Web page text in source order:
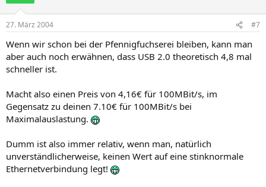
27. März 2004 #7
Wenn wir schon bei der Pfennigfuchserei bleiben, kann man
aber auch noch erwähnen, dass USB 2.0 theoretisch 4,8 mal
schneller ist.
Macht also einen Preis von 4,16€ für 100MBit/s, im
Gegensatz zu deinen 7.10€ für 100MBit/s bei
Maximalauslastung.
Dumm ist also immer relativ, wenn man, natürlich
unverständlicherweise, keinen Wert auf eine stinknormale
Ethernetverbindung legt!